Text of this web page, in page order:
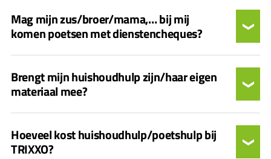
Mag mijn zus/broer/mama,… bij mij
komen poetsen met dienstencheques?
Brengt mijn huishoudhulp zijn/haar eigen
materiaal mee?
Hoeveel kost huishoudhulp/poetshulp bij
TRIXXO?